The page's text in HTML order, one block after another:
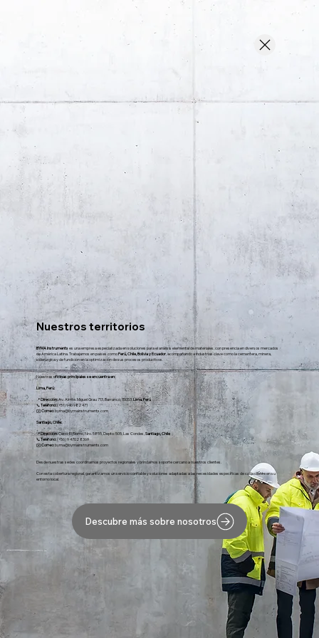
Nuestros territorios
BYMA Instruments es una empresa especializada en soluciones para el análisis elemental de materiales, con presencia en diversos mercados
de América Latina. Trabajamos en países comoPerú, Chile, Bolivia y Ecuador, acompañando a industrias clave como la cementera, minera,
siderúrgica y de fundición en la optimización de sus procesos productivos.
Nuestrasoficinas principales se encuentra en:
Lima, Perú:
📍 Dirección:Av. Almte. Miguel Grau 713, Barranco, 15053, Lima, Perú
📞Teléfono:(+51) 940 982 471
✉️Correo: byma@bymainstruments.com
Santiago, Chile:
📍Dirección:Cerro El Plomo, Nro. 5855, Depto: 505, Las Condes,Santiago, Chile
📞Teléfono:(‭+56) 9 4702 8369‬
✉️Correo: byma@bymainstruments.com
Desde nuestras sedes coordinamos proyectos regionales y brindamos soporte cercano a nuestros clientes.
Con esta cobertura regional, garantizamos un servicio confiable y soluciones adaptadas a las necesidades específicas de cada cliente en su
entorno local.
Descubre más sobre nosotros